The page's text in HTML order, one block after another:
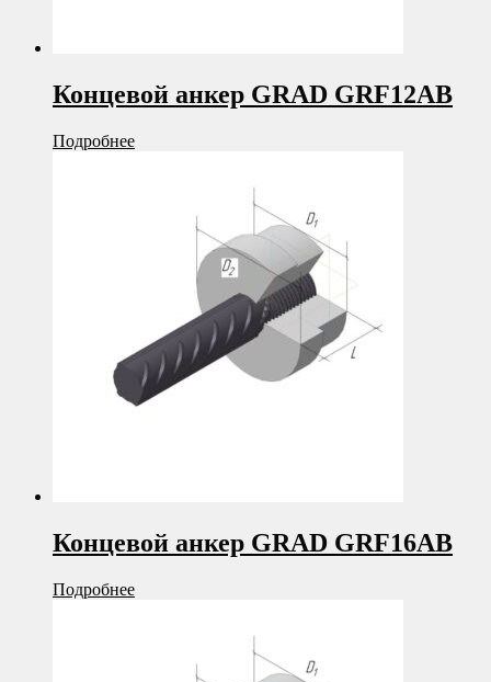
Концевой анкер GRAD GRF12AB
Подробнее
Концевой анкер GRAD GRF16AB
Подробнее